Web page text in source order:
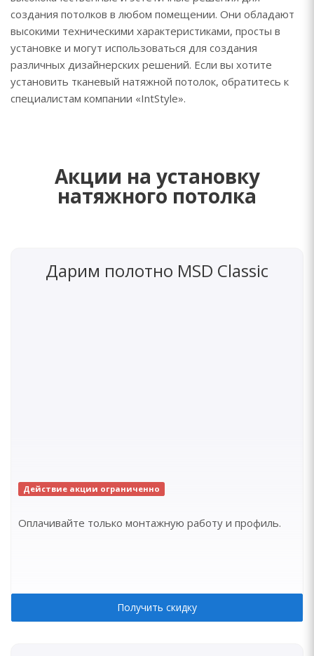
создания потолков в любом помещении. Они обладают
высокими техническими характеристиками, просты в
установке и могут использоваться для создания
различных дизайнерских решений. Если вы хотите
установить тканевый натяжной потолок, обратитесь к
специалистам компании «IntStyle».
Акции на установку
натяжного потолка
Дарим полотно MSD Classic
Действие акции ограниченно
Оплачивайте только монтажную работу и профиль.
Получить скидку